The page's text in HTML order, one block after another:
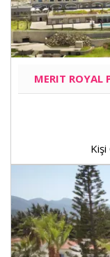
MERIT ROYAL
Kişi